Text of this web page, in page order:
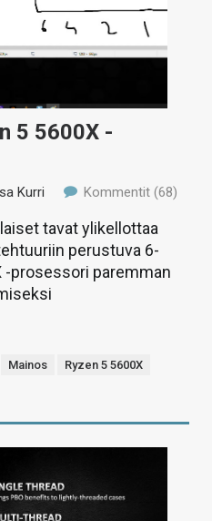
5 5600X -
Kurri Kommentit (68)
tavat ylikellottaa
perustuva 6-
-prosessori paremman
Mainos
Ryzen 5 5600X